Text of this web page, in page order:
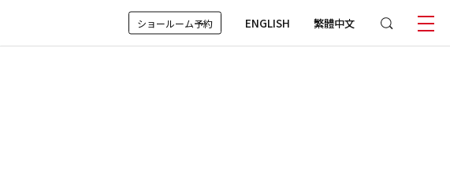
ショールーム予約 ENGLISH 繁體中文